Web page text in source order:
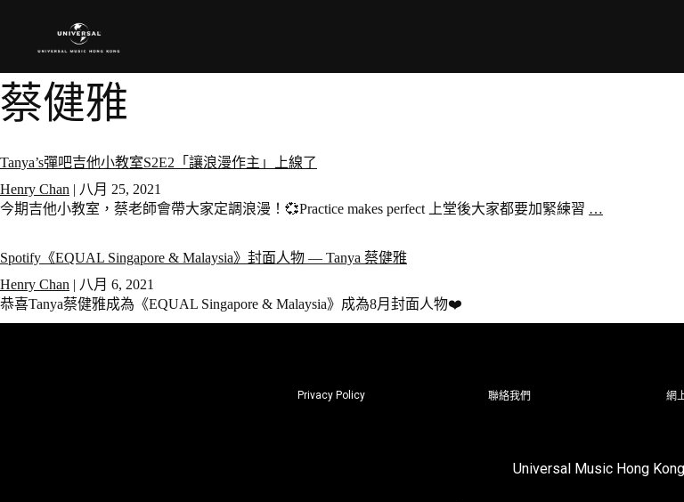
蔡健雅
Tanya’s彈吧吉他小教室S2E2「讓浪漫作主」上線了
Henry Chan | 八月 25, 2021
今期吉他小教室，蔡老師會帶大家定調浪漫！💞Practice makes perfect 上堂後大家都要加緊練習 …
Spotify《EQUAL Singapore & Malaysia》封面人物 — Tanya 蔡健雅
Henry Chan | 八月 6, 2021
恭喜Tanya蔡健雅成為《EQUAL Singapore & Malaysia》成為8月封面人物❤️
Privacy Policy 聯絡我們 網
Universal Music Hong Kong